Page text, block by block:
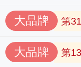
大品牌 第
大品牌 第